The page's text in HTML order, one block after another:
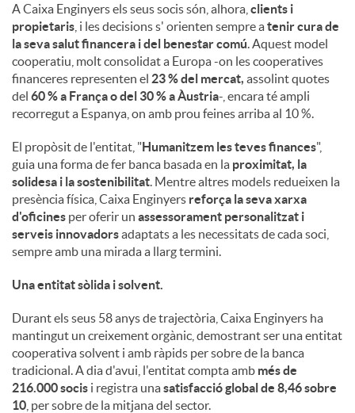
A Caixa Enginyers els seus socis són, alhora, clients i
propietaris , i les decisions s' orienten sempre atenir cura de
la seva salut financera i del benestar comú . Aquest model
cooperatiu, molt consolidat a Europa -on les cooperatives
financeres representen el 23 % del mercat, assolint quotes
del 60 % a França o del 30 % a Àustria-, encara té ampli
recorregut a Espanya, on amb prou feines arriba al 10 %.
El propòsit de l'entitat, "Humanitzem les teves finances",
guia una forma de fer banca basada en la proximitat, la
solidesa i la sostenibilitat . Mentre altres models redueixen la
presència física, Caixa Enginyers reforça la seva xarxa
d'oficines per oferir un assessorament personalitzat i
serveis innovadorsadaptats a les necessitats de cada soci,
sempre amb una mirada a llarg termini.
Una entitat sòlida i solvent.
Durant els seus 58 anys de trajectòria, Caixa Enginyers ha
mantingut un creixement orgànic, demostrant ser una entitat
cooperativa solvent i amb ràpids per sobre de la banca
tradicional. A dia d'avui, l'entitat compta amb més de
216.000 socis i registra unasatisfacció global de 8,46 sobre
10 , per sobre de la mitjana del sector.